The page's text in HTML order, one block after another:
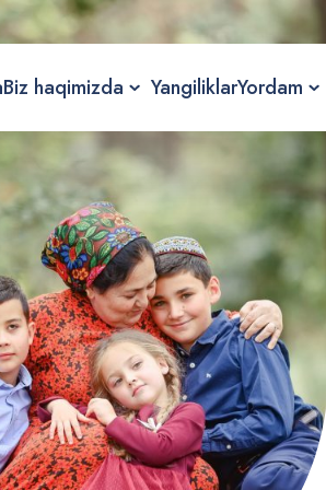
Biz haqimizda YangiliklarYordam